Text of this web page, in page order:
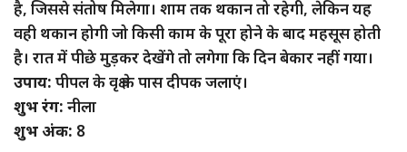
है, जिससे संतोष मिलेगा। शाम तक थकान तो रहेगी, लेकिन यह
वही थकान होगी जो किसी काम के पूरा होने के बाद महसूस होती
है। रात में पीछे मुड़कर देखेंगे तो लगेगा कि दिन बेकार नहीं गया।
उपाय: पीपल के वृक्ष के पास दीपक जलाएं।
शुभ रंग: नीला
शुभ अंक: 8